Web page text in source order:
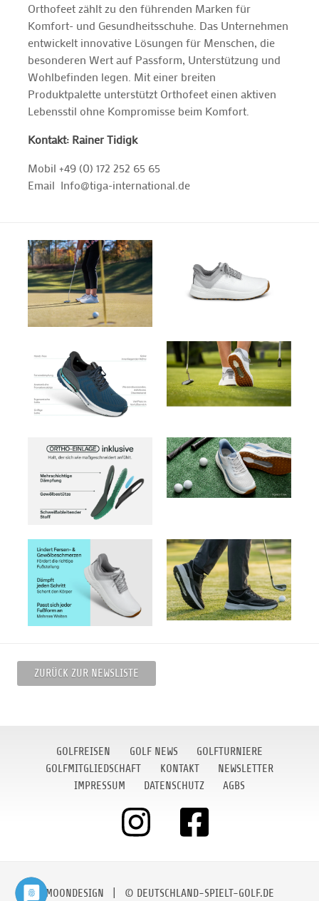
Orthofeet zählt zu den führenden Marken für
Komfort- und Gesundheitsschuhe. Das Unternehmen
entwickelt innovative Lösungen für Menschen, die
besonderen Wert auf Passform, Unterstützung und
Wohlbefinden legen. Mit einer breiten
Produktpalette unterstützt Orthofeet einen aktiven
Lebensstil ohne Kompromisse beim Komfort.
Kontakt: Rainer Tidigk
Mobil +49 (0) 172 252 65 65
Email Info@tiga-international.de
ZURÜCK ZUR NEWSLISTE
GOLFREISEN GOLF NEWS
GOLFTURNIERE
GOLFMITGLIEDSCHAFT
KONTAKT
NEWSLETTER
IMPRESSUM
DATENSCHUTZ AGBS
MOONDESIGN | © DEUTSCHLAND-SPIELT-GOLF.DE